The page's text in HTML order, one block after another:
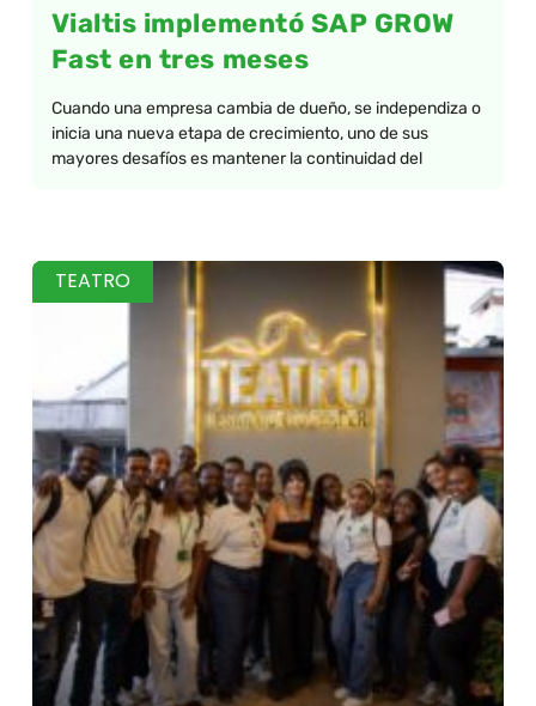
Vialtis implementó SAP GROW
Fast en tres meses
Cuando una empresa cambia de dueño, se independiza o
inicia una nueva etapa de crecimiento, uno de sus
mayores desafíos es mantener la continuidad del
TEATRO